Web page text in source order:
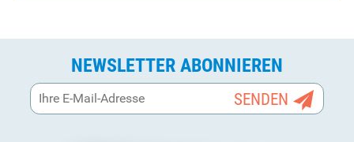
NEWSLETTER ABONNIEREN